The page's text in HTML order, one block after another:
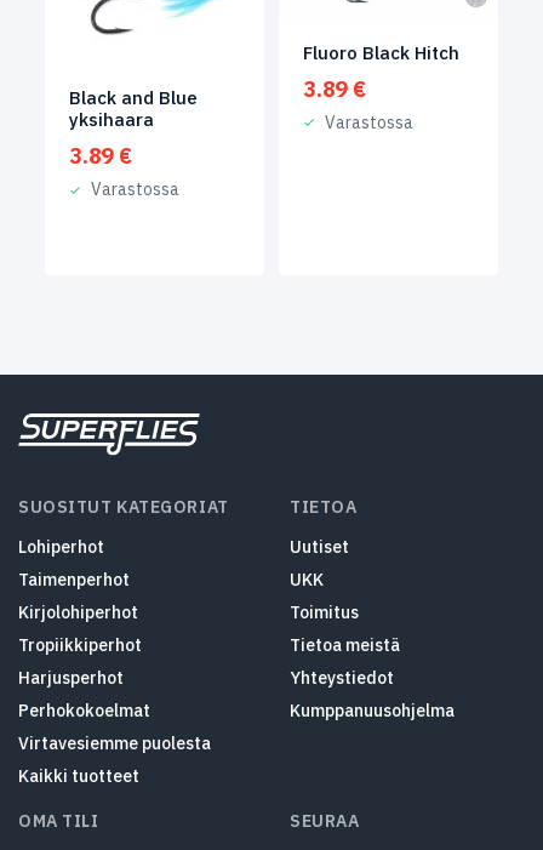
Black and Blue
yksihaara
3.89 €
Varastossa
Fluoro Black Hitch
3.89 €
Varastossa
SUOSITUT KATEGORIAT
Lohiperhot
Taimenperhot
Kirjolohiperhot
Tropiikkiperhot
Harjusperhot
Perhokokoelmat
Virtavesiemme puolesta
Kaikki tuotteet
TIETOA
Uutiset
UKK
Toimitus
Tietoa meistä
Yhteystiedot
Kumppanuusohjelma
OMA TILI SEURAA